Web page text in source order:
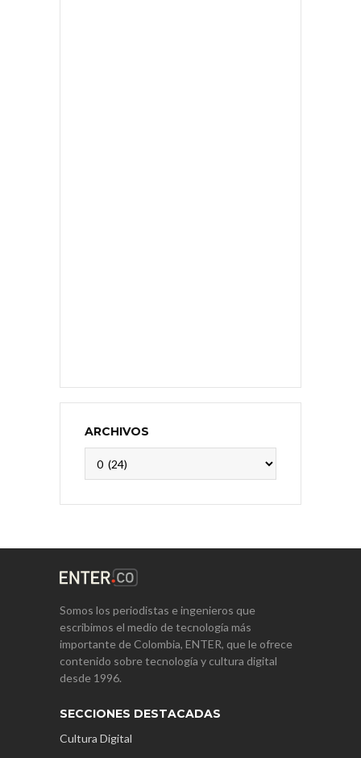
ARCHIVOS
Somos los periodistas e ingenieros que
escribimos el medio de tecnología más
importante de Colombia, ENTER, que le ofrece
contenido sobre tecnología y cultura digital
desde 1996.
SECCIONES DESTACADAS
Cultura Digital